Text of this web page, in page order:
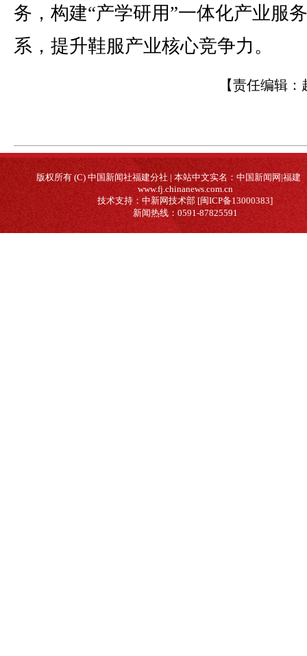
务，构建“产学研用”一体化产业服
系，提升鞋服产业核心竞争力。
【责任编辑：
版权所有 (C) 中国新闻社福建分社 | 本站中文实名：中国新闻网|福建
www.fj.chinanews.com.cn
技术支持：中新网技术部 [闽ICP备13000383]
新闻热线：0591-87825591